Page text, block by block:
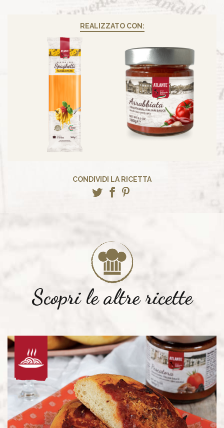
REALIZZATO CON:
CONDIVIDI LA RICETTA
Scopri le altre ricette